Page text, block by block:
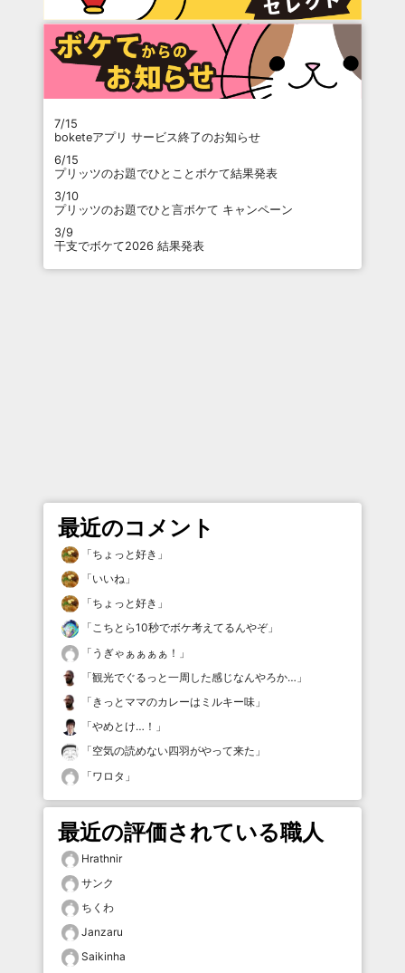
7/15
boketeアプリ サービス終了のお知らせ
6/15
プリッツのお題でひとことボケて結果発表
3/10
プリッツのお題でひと言ボケて キャンペーン
3/9
干支でボケて2026 結果発表
最近のコメント
「ちょっと好き 」
「いいね 」
「ちょっと好き 」
「こちとら10秒でボケ考えてるんやぞ」
「 うぎゃぁぁぁぁ！ 」
「観光でぐるっと一周した感じなんやろか… 」
「 きっとママのカレーはミルキー味 」
「やめとけ…！ 」
「空気の読めない四羽がやって来た 」
「ワロタ 」
最近の評価されている職人
Hrathnir
サンク
ちくわ
Janzaru
Saikinha